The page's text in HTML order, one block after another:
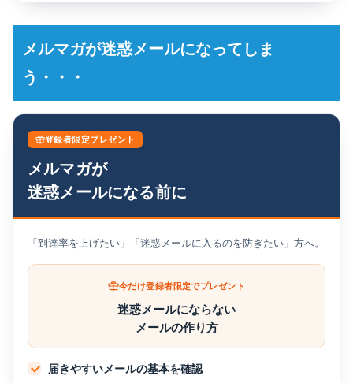
メルマガが迷惑メールになってしま
う・・・
登録者限定プレゼント
メルマガが
迷惑メールになる前に
「到達率を上げたい」「迷惑メールに入るのを防ぎたい」方へ。
今だけ登録者限定でプレゼント
迷惑メールにならない
メールの作り方
届きやすいメールの基本を確認